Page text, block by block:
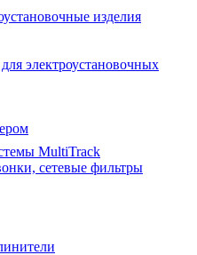
изделия
электроустановочных
MultiTrack
сетевые фильтры